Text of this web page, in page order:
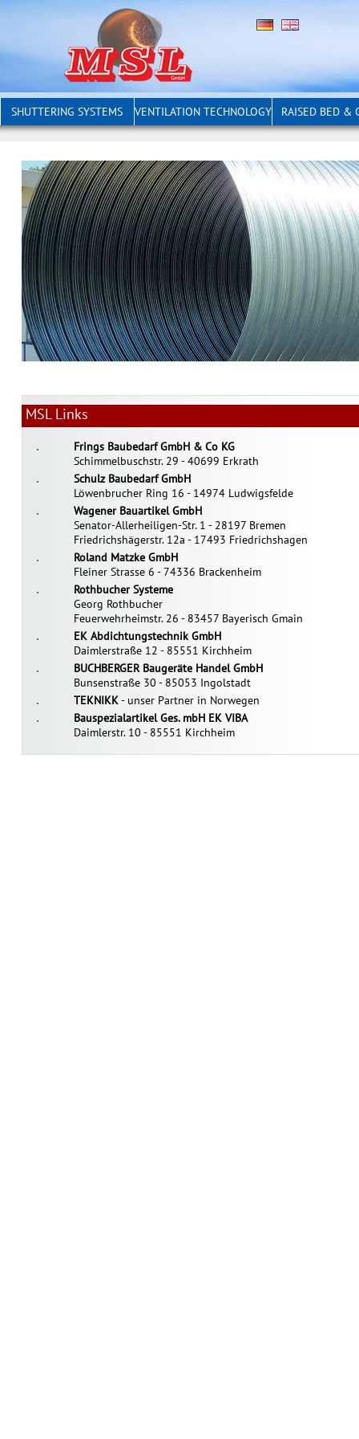
SHUTTERING SYSTEMS VENTILATION TECHNOLOGY RAISED BED &
MSL Links
Frings Baubedarf GmbH & Co KG
Schimmelbuschstr. 29 - 40699 Erkrath
Schulz Baubedarf GmbH
Löwenbrucher Ring 16 - 14974 Ludwigsfelde
Wagener Bauartikel GmbH
Senator-Allerheiligen-Str. 1 - 28197 Bremen
Friedrichshägerstr. 12a - 17493 Friedrichshagen
Roland Matzke GmbH
Fleiner Strasse 6 - 74336 Brackenheim
Rothbucher Systeme
Georg Rothbucher
Feuerwehrheimstr. 26 - 83457 Bayerisch Gmain
EK Abdichtungstechnik GmbH
Daimlerstraße 12 - 85551 Kirchheim
BUCHBERGER Baugeräte Handel GmbH
Bunsenstraße 30 - 85053 Ingolstadt
TEKNIKK- unser Partner in Norwegen
Bauspezialartikel Ges. mbH EK VIBA
Daimlerstr. 10 - 85551 Kirchheim